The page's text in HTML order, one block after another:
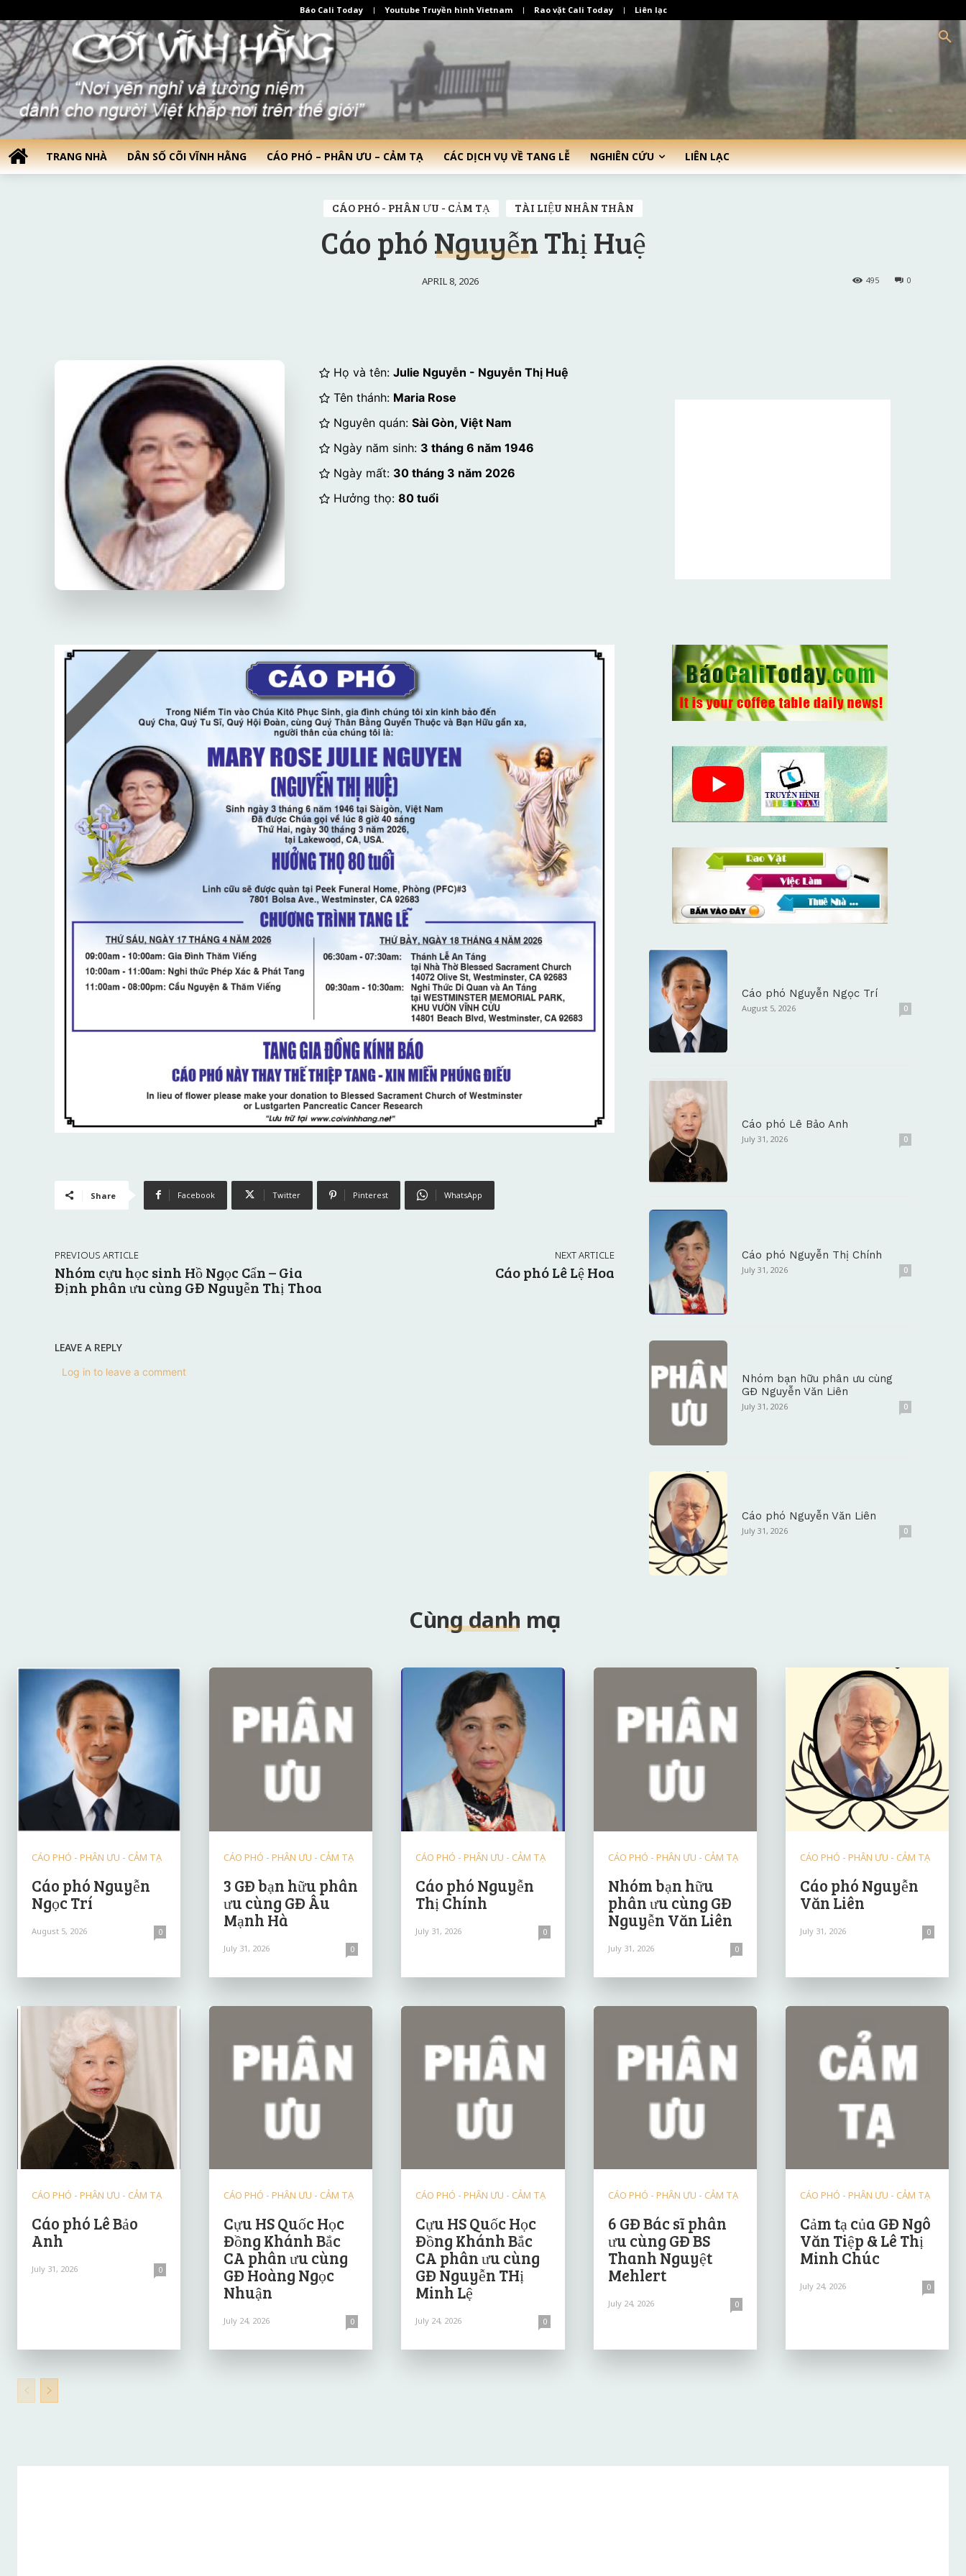
Báo Cali Today Youtube Truyền hình Vietnam Rao vặt Cali Today Liên lạc
TRANG NHÀ DÂN SỐ CÕI VĨNH HẰNG CÁO PHÓ – PHÂN ƯU – CẢM TẠ CÁC DỊCH VỤ VỀ TANG LỄ NGHIÊN CỨU LIÊN LẠC
CÁO PHÓ - PHÂN ƯU - CẢM TẠ TÀI LIỆU NHÂN THÂN
Cáo phó Nguyễn Thị Huệ
APRIL 8, 2026 0
495
Họ và tên: Julie Nguyễn - Nguyễn Thị Huệ
Tên thánh: Maria Rose
Nguyên quán: Sài Gòn, Việt Nam
Ngày năm sinh: 3 tháng 6 năm 1946
Ngày mất: 30 tháng 3 năm 2026
Hưởng thọ: 80 tuổi
Share Facebook Twitter Pinterest WhatsApp
PREVIOUS ARTICLE
Nhóm cựu học sinh Hồ Ngọc Cẩn – Gia
Định phân ưu cùng GĐ Nguyễn Thị Thoa
NEXT ARTICLE
Cáo phó Lê Lệ Hoa
LEAVE A REPLY
Log in to leave a comment
Cáo phó Nguyễn Ngọc Trí
August 5, 2026 0
Cáo phó Lê Bảo Anh
July 31, 2026 0
Cáo phó Nguyễn Thị Chính
July 31, 2026 0
Nhóm bạn hữu phân ưu cùng
GĐ Nguyễn Văn Liên
July 31, 2026 0
Cáo phó Nguyễn Văn Liên
July 31, 2026 0
Cùng danh mục
CÁO PHÓ - PHÂN ƯU - CẢM TẠ
Cáo phó Nguyễn
Ngọc Trí
August 5, 2026 0
CÁO PHÓ - PHÂN ƯU - CẢM TẠ
3 GĐ bạn hữu phân
ưu cùng GĐ Âu
Mạnh Hà
July 31, 2026 0
CÁO PHÓ - PHÂN ƯU - CẢM TẠ
Cáo phó Nguyễn
Thị Chính
July 31, 2026 0
CÁO PHÓ - PHÂN ƯU - CẢM TẠ
Nhóm bạn hữu
phân ưu cùng GĐ
Nguyễn Văn Liên
July 31, 2026 0
CÁO PHÓ - PHÂN ƯU - CẢM TẠ
Cáo phó Nguyễn
Văn Liên
July 31, 2026 0
CÁO PHÓ - PHÂN ƯU - CẢM TẠ
Cáo phó Lê Bảo
Anh
July 31, 2026 0
CÁO PHÓ - PHÂN ƯU - CẢM TẠ
Cựu HS Quốc Học
Đồng Khánh Bắc
CA phân ưu cùng
GĐ Hoàng Ngọc
Nhuận
July 24, 2026 0
CÁO PHÓ - PHÂN ƯU - CẢM TẠ
Cựu HS Quốc Học
Đồng Khánh Bắc
CA phân ưu cùng
GĐ Nguyễn THị
Minh Lệ
July 24, 2026 0
CÁO PHÓ - PHÂN ƯU - CẢM TẠ
6 GĐ Bác sĩ phân
ưu cùng GĐ BS
Thanh Nguyệt
Mehlert
July 24, 2026 0
CÁO PHÓ - PHÂN ƯU - CẢM TẠ
Cảm tạ của GĐ Ngô
Văn Tiệp & Lê Thị
Minh Chúc
July 24, 2026 0